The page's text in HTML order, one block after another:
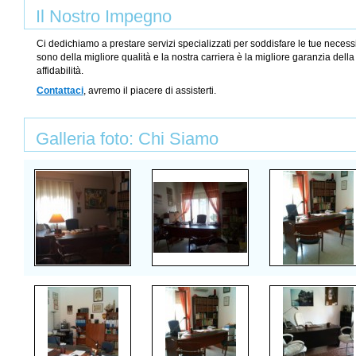
Il Nostro Impegno
Ci dedichiamo a prestare servizi specializzati per soddisfare le tue
sono della migliore qualità e la nostra carriera è la migliore garanzia
affidabilità.
Contattaci, avremo il piacere di assisterti.
Galleria foto: Chi Siamo